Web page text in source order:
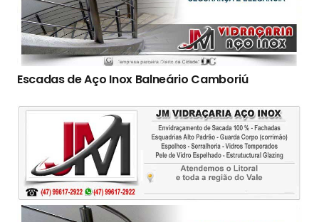
Escadas de Aço Inox Balneário Camboriú